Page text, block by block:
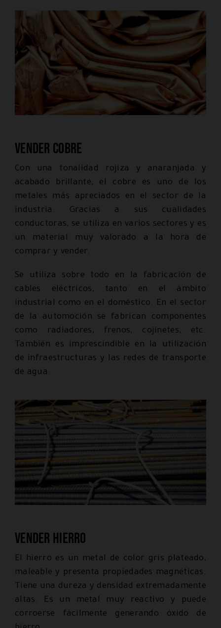
Vender cobre
Con una tonalidad rojiza y anaranjada y
acabado brillante, el cobre es uno de los
metales más apreciados en el sector de la
industria. Gracias a sus cualidades
conductoras, se utiliza en varios sectores y es
un material muy valorado a la hora de
comprar y vender.
Se utiliza sobre todo en la fabricación de
cables eléctricos, tanto en el ámbito
industrial como en el doméstico. En el sector
de la automoción se fabrican componentes
como radiadores, frenos, cojinetes, etc.
También es imprescindible en la utilización
de infraestructuras y las redes de transporte
de agua.
Vender hierro
El hierro es un metal de color gris plateado,
maleable y presenta propiedades magnéticas.
Tiene una dureza y densidad extremadamente
altas. Es un metal muy reactivo y puede
corroerse fácilmente generando óxido de